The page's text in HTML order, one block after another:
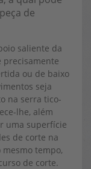
de
saliente da
precisamente
ou de baixo
seja
na serra tico-
lhe, além
uma superfície
de corte na
tempo,
de corte.